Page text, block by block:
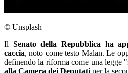
© Unsplash
Il Senato della Repubblica ha
caccia, noto come testo Malan. Le
definendo la riforma come una legge